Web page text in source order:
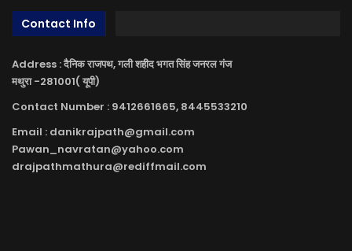
Contact Info
Address : दैनिक राजपथ, गली शहीद भगत सिंह जनरल गंज
मथुरा -281001( यूपी)
Contact Number : 9412661665, 8445533210
Email : danikrajpath@gmail.com
Pawan_navratan@yahoo.com
drajpathmathura@rediffmail.com